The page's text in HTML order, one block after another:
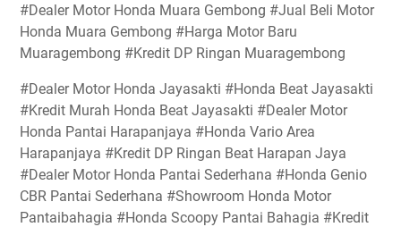
#Dealer Motor Honda Muara Gembong #Jual Beli Motor
Honda Muara Gembong #Harga Motor Baru
Muaragembong #Kredit DP Ringan Muaragembong
#Dealer Motor Honda Jayasakti #Honda Beat Jayasakti
#Kredit Murah Honda Beat Jayasakti #Dealer Motor
Honda Pantai Harapanjaya #Honda Vario Area
Harapanjaya #Kredit DP Ringan Beat Harapan Jaya
#Dealer Motor Honda Pantai Sederhana #Honda Genio
CBR Pantai Sederhana #Showroom Honda Motor
Pantaibahagia #Honda Scoopy Pantai Bahagia #Kredit